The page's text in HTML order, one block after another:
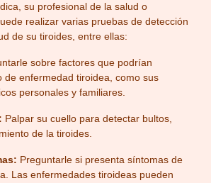
su profesional de la salud o
realizar varias pruebas de detección
de su tiroides, entre ellas:
sobre factores que podrían
de enfermedad tiroidea, como sus
personales y familiares.
Palpar su cuello para detectar bultos,
de la tiroides.
Preguntarle si presenta síntomas de
Las enfermedades tiroideas pueden